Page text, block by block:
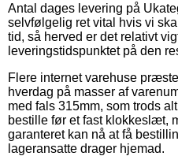
Antal dages levering på
selvfølgelig ret vital hvis vi
tid, så herved er det relativt
leveringstidspunktet på den
Flere internet varehuse
hverdag på masser af
med fals 315mm, som trods
bestille før et fast klokkeslæt,
garanteret kan nå at få
lageransatte drager hjemad.